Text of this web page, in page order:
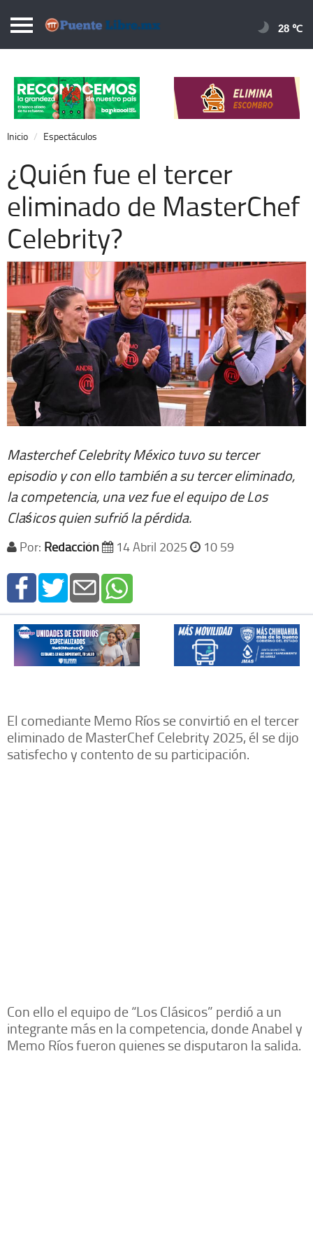
Puentelibre.mx
Local
Nacional
Opinión
Cronos
Economía
Espectáculos
Extra +
28 ℃
Inicio Espectáculos
¿Quién fue el tercer
eliminado de MasterChef
Celebrity?
Masterchef Celebrity México tuvo su tercer
episodio y con ello también a su tercer eliminado,
la competencia, una vez fue el equipo de Los
Claśicos quien sufrió la pérdida.
Por: Redacción 14 Abril 2025 10 59
El comediante Memo Ríos se convirtió en el tercer
eliminado de MasterChef Celebrity 2025, él se dijo
satisfecho y contento de su participación.
Con ello el equipo de “Los Clásicos” perdió a un
integrante más en la competencia, donde Anabel y
Memo Ríos fueron quienes se disputaron la salida.